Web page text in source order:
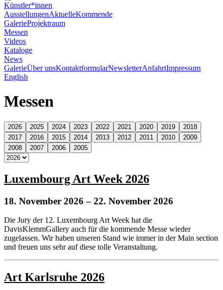
Künstler*innen
AusstellungenAktuelleKommende
GalerieProjektraum
Messen
Videos
Kataloge
News
GalerieÜber unsKontaktformularNewsletterAnfahrtImpressum
English
Messen
2026 2025 2024 2023 2022 2021 2020 2019
2018
2017
2016 2015 2014 2013 2012 2011 2010
2009
2008
2007 2006 2005
Luxembourg Art Week 2026
18. November 2026 – 22. November 2026
Die Jury der 12. Luxembourg Art Week hat die
DavisKlemmGallery auch für die kommende Messe wieder
zugelassen. Wir haben unseren Stand wie immer in der Main section
und freuen uns sehr auf diese tolle Veranstaltung.
Art Karlsruhe 2026